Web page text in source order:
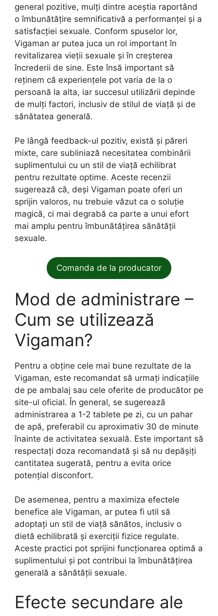
general pozitive, mulți dintre aceștia raportând
o îmbunătățire semnificativă a performanței și a
satisfacției sexuale. Conform spuselor lor,
Vigaman ar putea juca un rol important în
revitalizarea vieții sexuale și în creșterea
încrederii de sine. Este însă important să
reținem că experiențele pot varia de la o
persoană la alta, iar succesul utilizării depinde
de mulți factori, inclusiv de stilul de viață și de
sănătatea generală.
Pe lângă feedback-ul pozitiv, există și păreri
mixte, care subliniază necesitatea combinării
suplimentului cu un stil de viață echilibrat
pentru rezultate optime. Aceste recenzii
sugerează că, deși Vigaman poate oferi un
sprijin valoros, nu trebuie văzut ca o soluție
magică, ci mai degrabă ca parte a unui efort
mai amplu pentru îmbunătățirea sănătății
sexuale.
Comanda de la producator
Mod de administrare –
Cum se utilizează
Vigaman?
Pentru a obține cele mai bune rezultate de la
Vigaman, este recomandat să urmați indicațiile
de pe ambalaj sau cele oferite de producător pe
site-ul oficial. În general, se sugerează
administrarea a 1-2 tablete pe zi, cu un pahar
de apă, preferabil cu aproximativ 30 de minute
înainte de activitatea sexuală. Este important să
respectați doza recomandată și să nu depășiți
cantitatea sugerată, pentru a evita orice
potențial disconfort.
De asemenea, pentru a maximiza efectele
benefice ale Vigaman, ar putea fi util să
adoptați un stil de viață sănătos, inclusiv o
dietă echilibrată și exerciții fizice regulate.
Aceste practici pot sprijini funcționarea optimă a
suplimentului și pot contribui la îmbunătățirea
generală a sănătății sexuale.
Efecte secundare ale